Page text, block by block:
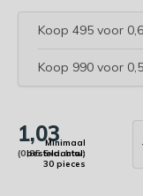
Koop 495 voor
Koop 990 voor
1,03
(0,85 Excl. btw)
Minimaal
bestelaantal:
30 pieces